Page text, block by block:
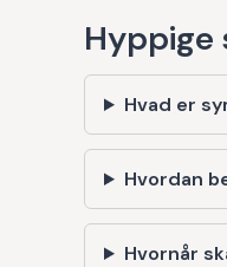
Hyppige
Hvad er
Hvordan
Hvornår